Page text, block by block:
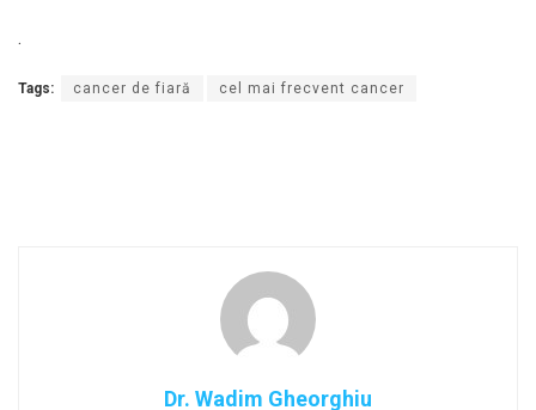
.
Tags: cancer de fiară cel mai frecvent cancer
Dr. Wadim Gheorghiu